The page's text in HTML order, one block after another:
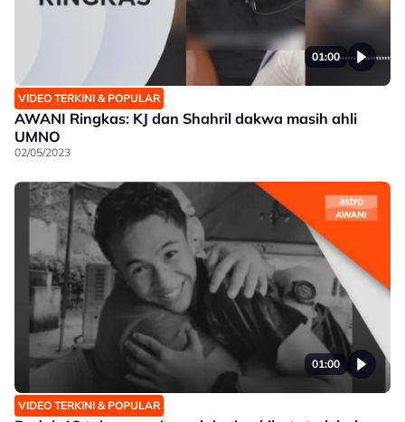
01:00
VIDEO TERKINI & POPULAR
AWANI Ringkas: KJ dan Shahril dakwa masih ahli
UMNO
02/05/2023
01:00
VIDEO TERKINI & POPULAR